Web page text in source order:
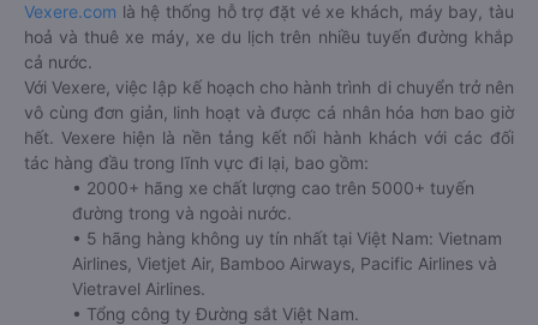
Vexere.com là hệ thống hỗ trợ đặt vé xe khách, máy bay, tàu
hoả và thuê xe máy, xe du lịch trên nhiều tuyến đường khắp
cả nước.
Với Vexere, việc lập kế hoạch cho hành trình di chuyển trở nên
vô cùng đơn giản, linh hoạt và được cá nhân hóa hơn bao giờ
hết. Vexere hiện là nền tảng kết nối hành khách với các đối
tác hàng đầu trong lĩnh vực đi lại, bao gồm:
• 2000+ hãng xe chất lượng cao trên 5000+ tuyến
đường trong và ngoài nước.
• 5 hãng hàng không uy tín nhất tại Việt Nam: Vietnam
Airlines, Vietjet Air, Bamboo Airways, Pacific Airlines và
Vietravel Airlines.
• Tổng công ty Đường sắt Việt Nam.